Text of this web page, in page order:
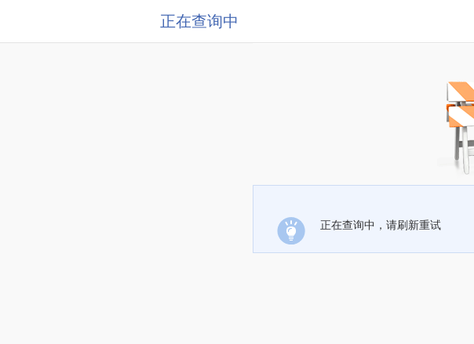
正在查询中
正在查询中，请刷新重试